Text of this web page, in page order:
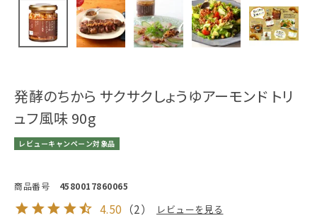
発酵のちから サクサクしょうゆアーモンド トリ
ュフ風味 90g
レビューキャンペーン対象品
商品番号 4580017860065
4.50 （2） レビューを見る